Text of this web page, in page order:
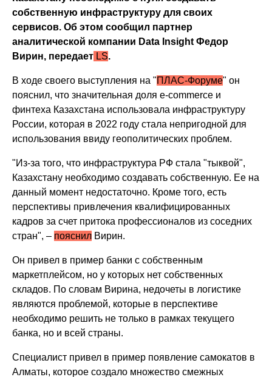
собственную инфраструктуру для своих
сервисов. Об этом сообщил партнер
аналитической компании Data Insight Федор
Вирин, передает LS.
В ходе своего выступления на "ПЛАС-Форуме" он
пояснил, что значительная доля e-commerce и
финтеха Казахстана использовала инфраструктуру
России, которая в 2022 году стала непригодной для
использования ввиду геополитических проблем.
"Из-за того, что инфраструктура РФ стала "тыквой",
Казахстану необходимо создавать собственную. Ее на
данный момент недостаточно. Кроме того, есть
перспективы привлечения квалифицированных
кадров за счет притока профессионалов из соседних
стран", – пояснил Вирин.
Он привел в пример банки с собственным
маркетплейсом, но у которых нет собственных
складов. По словам Вирина, недочеты в логистике
являются проблемой, которые в перспективе
необходимо решить не только в рамках текущего
банка, но и всей страны.
Специалист привел в пример появление самокатов в
Алматы, которое создало множество смежных